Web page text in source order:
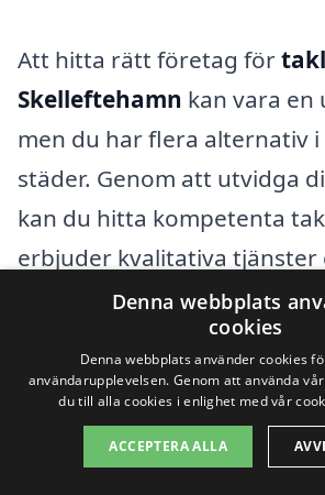
Att hitta rätt företag för
Skelleftehamn kan vara en
men du har flera alternativ
städer. Genom att utvidga
kan du hitta kompetenta
erbjuder kvalitativa tjänster
konkurrenskraftiga priser.
städer där du också kan leta
takläggningstjänster:
Bureå
Denna webbplats
cookies
Denna webbplats använder cookies
användarupplevelsen. Genom att använda
du till alla cookies i enlighet med vår
ACCEPTERA ALLA